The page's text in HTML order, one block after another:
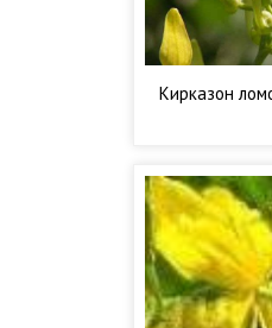
Кирказон